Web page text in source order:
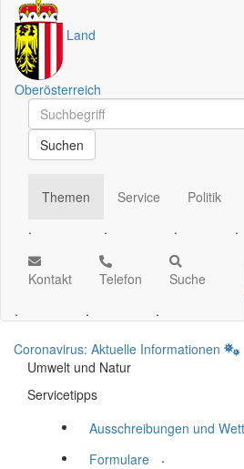
Land
Oberösterreich
Schnellsuche
Schnellsuche
Suchen
Themen
.
Service
.
Politik
.
.
Kontakt
.
Telefon
.
Suche
.
Coronavirus: Aktuelle Informationen
Umwelt und Natur
Servicetipps
Ausschreibungen und
Formulare
.